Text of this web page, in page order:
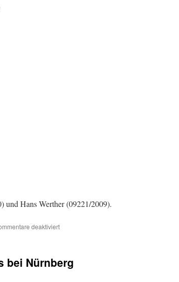
und Hans Werther (09221/2009).
deaktiviertfür
der
fränkischen
bei Nürnberg